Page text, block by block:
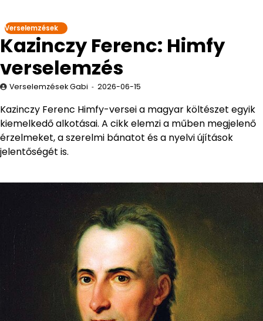
Verselemzések
Kazinczy Ferenc: Himfy
verselemzés
Verselemzések Gabi 2026-06-15
Kazinczy Ferenc Himfy-versei a magyar költészet egyik
kiemelkedő alkotásai. A cikk elemzi a műben megjelenő
érzelmeket, a szerelmi bánatot és a nyelvi újítások
jelentőségét is.